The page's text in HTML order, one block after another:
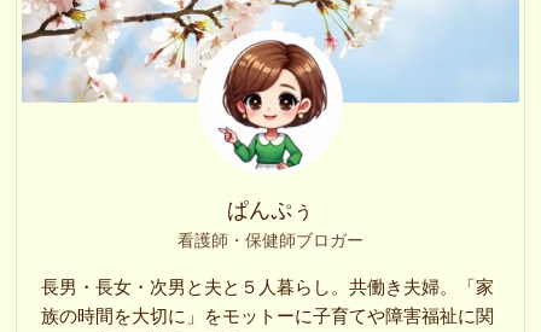
ぱんぷぅ
看護師・保健師ブロガー
長男・長女・次男と夫と５人暮らし。共働き夫婦。「家
族の時間を大切に」をモットーに子育てや障害福祉に関